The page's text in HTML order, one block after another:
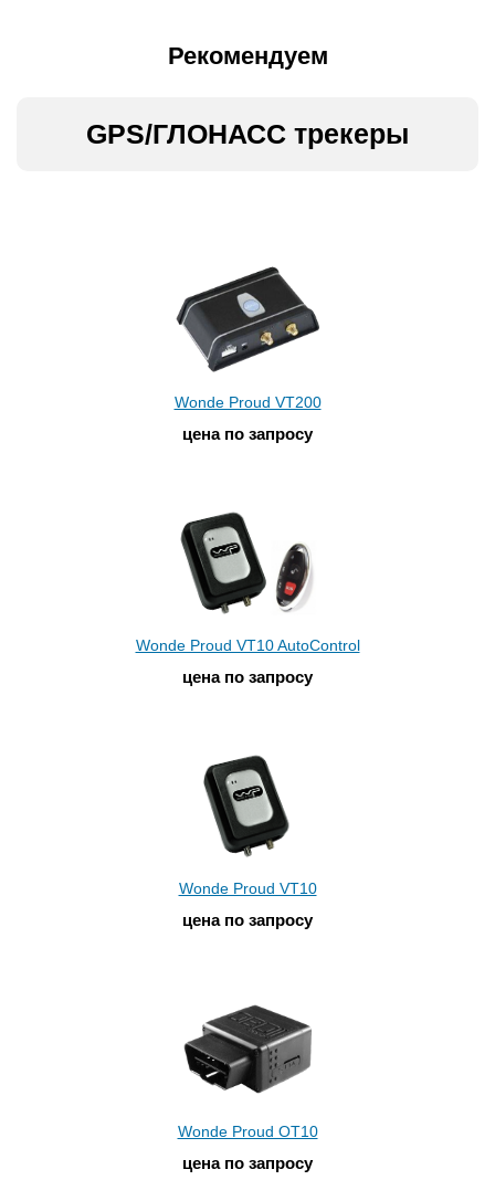
Рекомендуем
GPS/ГЛОНАСС трекеры
Wonde Proud VT200
цена по запросу
Wonde Proud VT10 AutoControl
цена по запросу
Wonde Proud VT10
цена по запросу
Wonde Proud OT10
цена по запросу